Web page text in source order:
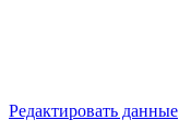
Редактировать данные